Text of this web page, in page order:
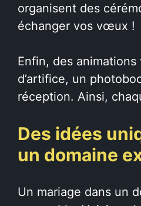
organisent des
échanger vos vœux !
Enfin, des
d’artifice, un
réception. Ainsi,
Des idées
un domaine
Un mariage dans un